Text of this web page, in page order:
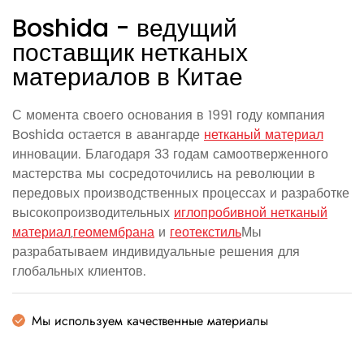
Boshida - ведущий
поставщик нетканых
материалов в Китае
С момента своего основания в 1991 году компания
Boshida остается в авангарденетканый материал
инновации. Благодаря 33 годам самоотверженного
мастерства мы сосредоточились на революции в
передовых производственных процессах и разработке
высокопроизводительныхиглопробивной нетканый
материал,геомембрана и геотекстильМы
разрабатываем индивидуальные решения для
глобальных клиентов.
Мы используем качественные материалы